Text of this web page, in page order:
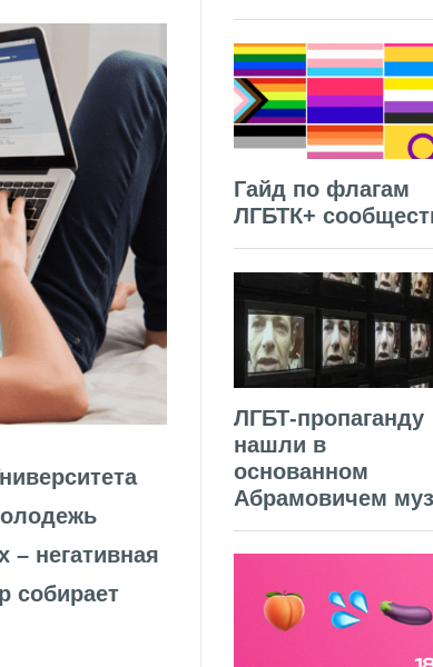
негативная
собирает
Гайд по флагам
ЛГБТК+
ЛГБТ-пропаганду
нашли в
основанном
Абрамовичем